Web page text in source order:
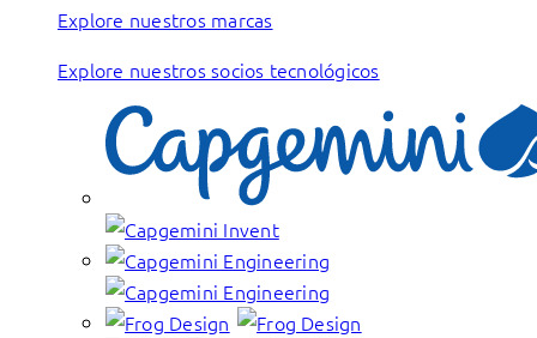
Explore nuestros marcas
Explore nuestros socios tecnológicos